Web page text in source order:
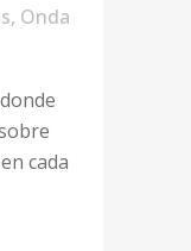
, Onda
cada